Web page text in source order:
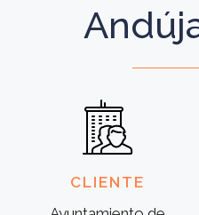
CLIENTE